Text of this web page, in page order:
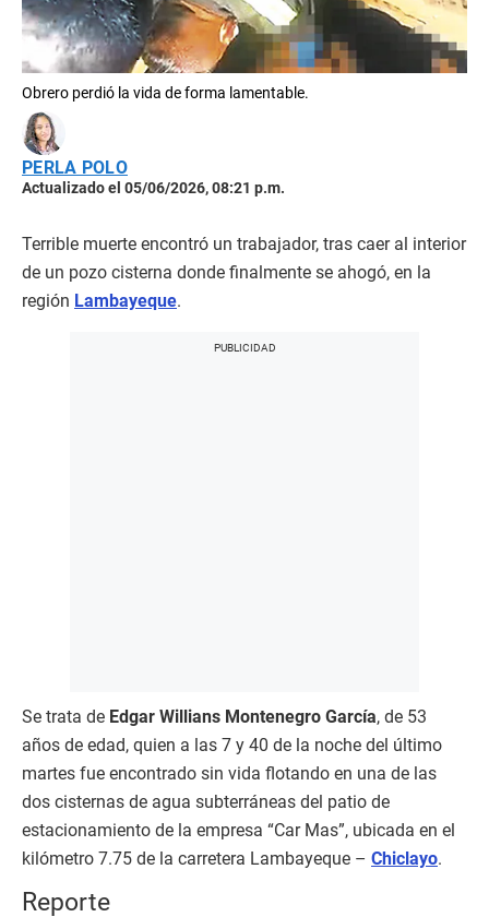
Obrero perdió la vida de forma lamentable.
PERLA POLO
Actualizado el 05/06/2026, 08:21 p.m.
Terrible muerte encontró un trabajador, tras caer al interior
de un pozo cisterna donde finalmente se ahogó, en la
región Lambayeque.
Se trata de Edgar Willians Montenegro García, de 53
años de edad, quien a las 7 y 40 de la noche del último
martes fue encontrado sin vida flotando en una de las
dos cisternas de agua subterráneas del patio de
estacionamiento de la empresa “Car Mas”, ubicada en el
kilómetro 7.75 de la carretera Lambayeque – Chiclayo.
Reporte